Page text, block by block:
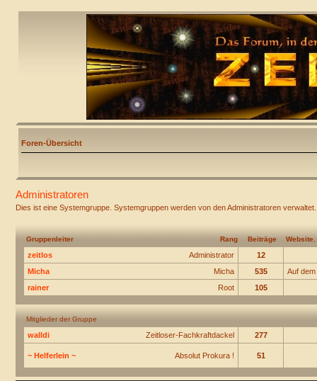
Foren-Übersicht
Administratoren
Dies ist eine Systemgruppe. Systemgruppen werden von den Administratoren verwaltet.
Rang
Gruppenleiter Beiträge Website
Administrator
zeitlos
12
Micha
Micha 535
Auf
Root
rainer 105
Mitglieder der Gruppe
Zeitloser-Fachkraftdackel
walldi 277
Absolut Prokura !
~ Helferlein ~ 51